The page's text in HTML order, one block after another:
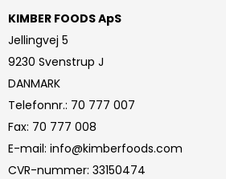
KIMBER FOODS ApS
Jellingvej 5
9230 Svenstrup J
DANMARK
Telefonnr.: 70 777 007
Fax: 70 777 008
E-mail: info@kimberfoods.com
CVR-nummer: 33150474